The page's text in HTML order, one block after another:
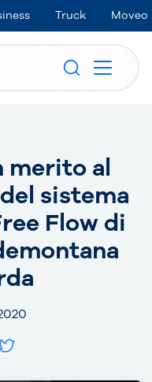
Truck Moveo
merito al
sistema
Flow di